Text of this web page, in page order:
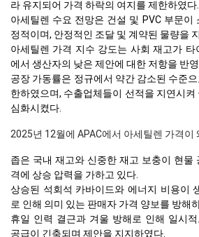
라 유지되어 가격 하락의 여지를 제한하였다.
아세틸렌 수요 전망은 건설 및 PVC 부문이
정적이며, 안정적인 조달 및 계약된 물량을
아세틸렌 가격 지수 강도는 사회 재고가
에서 생산자의 낮은 제안에 대한 저항을 반
공장 가동률은 정규에서 약간 감소된 수준
한하였으며, 수출업체들이 선적을 지연시
심화시켰다.
2025년 12월에 APAC에서 아세틸렌 가격이
좁은 국내 재고와 신중한 재고 보충이 현물
격에 상승 압력을 가하고 있다.
상승된 석회석 카바이드와 에너지 비용이
로 인해 의미 있는 판매자 가격 양보를 방해
휴일 인력 결근과 겨울 방해로 인해 일시
공급이 긴축되며 제안을 지지하였다.